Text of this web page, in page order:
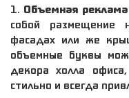
1.​ Объемная реклама
собой размещение
фасадах или же
объемные буквы
декора холла
стильно и всегда